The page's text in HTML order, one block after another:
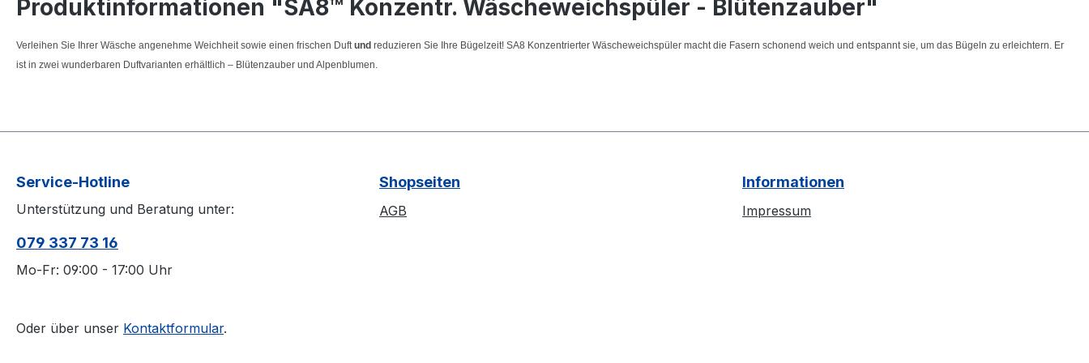
Produktinformationen "SA8™ Konzentr. Wäscheweichspüler - Blütenzauber"
Verleihen Sie Ihrer Wäsche angenehme Weichheit sowie einen frischen Duftund reduzieren Sie Ihre Bügelzeit! SA8 Konzentrierter Wäscheweichspüler macht die Fasern schonend weich und entspannt sie, um das Bügeln zu erleichtern. Er
ist in zwei wunderbaren Duftvarianten erhältlich – Blütenzauber und Alpenblumen.
Service-Hotline
Unterstützung und Beratung unter:
079 337 73 16
Mo-Fr: 09:00 - 17:00 Uhr
Oder über unser Kontaktformular.
Shopseiten
AGB
Informationen
Impressum